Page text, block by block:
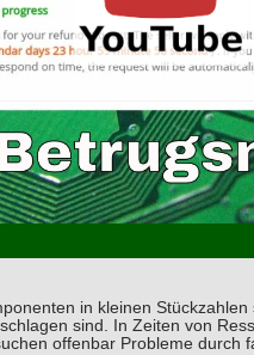
in kleinen
sind. In Zeiten von
offenbar Probleme durch